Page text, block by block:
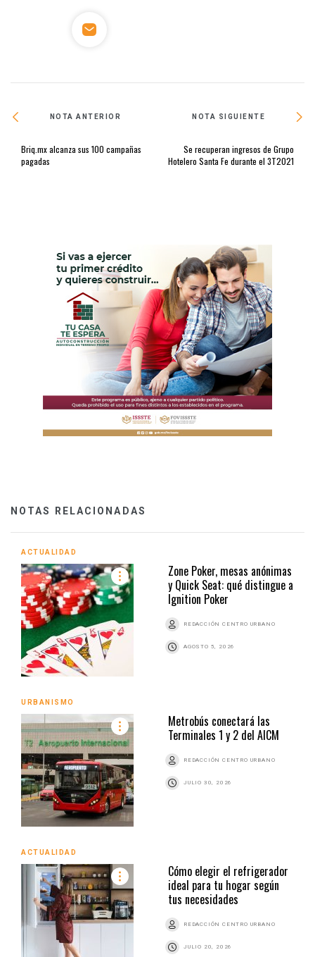
NOTA ANTERIOR
Briq.mx alcanza sus 100 campañas
pagadas
NOTA SIGUIENTE
Se recuperan ingresos de Grupo
Hotelero Santa Fe durante el 3T2021
NOTAS RELACIONADAS
ACTUALIDAD
Zone Poker, mesas anónimas
y Quick Seat: qué distingue a
Ignition Poker
REDACCIÓN CENTRO URBANO
AGOSTO 5, 2026
URBANISMO
Metrobús conectará las
Terminales 1 y 2 del AICM
REDACCIÓN CENTRO URBANO
JULIO 30, 2026
ACTUALIDAD
Cómo elegir el refrigerador
ideal para tu hogar según
tus necesidades
REDACCIÓN CENTRO URBANO
JULIO 20, 2026